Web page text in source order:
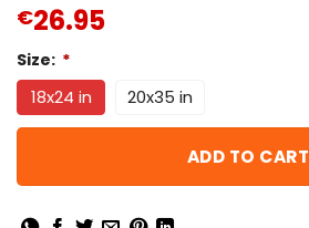
€26.95
Size: *
18x24 in 20x35 in
ADD TO CART